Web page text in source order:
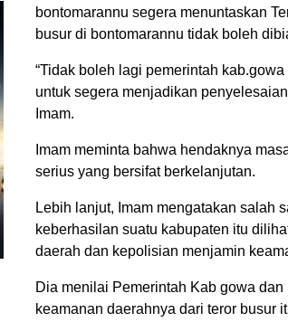
bontomarannu segera menuntaskan
busur di bontomarannu tidak boleh
“Tidak boleh lagi pemerintah
untuk segera menjadikan
Imam.
Imam meminta bahwa hendaknya
serius yang bersifat berkelanjutan.
Lebih lanjut, Imam mengatakan salah
keberhasilan suatu kabupaten itu
daerah dan kepolisian menjamin
Dia menilai Pemerintah Kab gowa
keamanan daerahnya dari teror busur